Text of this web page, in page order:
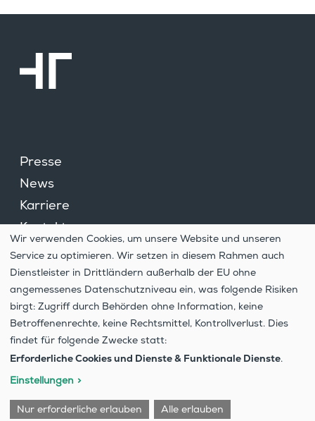
Presse
News
Karriere
Kontakt
Cookie­ein­stel­lungen
Hinweis­ge­ber­system
Daten­schutz
Impressum
Wir verwenden Cookies, um unsere Website und unseren
Service zu optimieren. Wir setzen in diesem Rahmen auch
Dienstleister in Drittländern außerhalb der EU ohne
angemessenes Datenschutzniveau ein, was folgende Risiken
birgt: Zugriff durch Behörden ohne Information, keine
Betroffenenrechte, keine Rechtsmittel, Kontrollverlust. Dies
findet für folgende Zwecke statt:
Erforderliche Cookies und Dienste & Funktionale Dienste.
Einstellungen
Nur erforderliche erlauben Alle erlauben